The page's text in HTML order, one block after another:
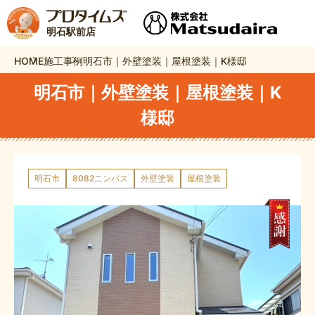
明石駅前店
HOME施工事例明石市｜外壁塗装｜屋根塗装｜K様邸
明石市｜外壁塗装｜屋根塗装｜K
様邸
明石市 8082ニンバス 外壁塗装 屋根塗装